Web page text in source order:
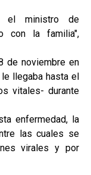
el ministro de
con la familia",
de noviembre en
llegaba hasta el
vitales- durante
enfermedad, la
las cuales se
virales y por